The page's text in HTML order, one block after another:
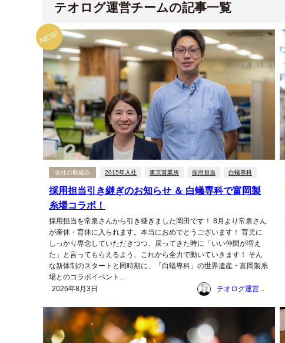
テオログ運営チームの記事一覧
NEW!
会社の取組み 2015年入社 東京営業所 採用担当 白蟻専科
採用担当引き継ぎのお知らせ ＆ 白蟻専科で富岡製
糸場コラボ！
採用担当を常泉さんから引き継ぎました岡田です！ 8月より常泉さん
が産休・育休に入られます。本当におめでとうございます！ 育児に
しっかり専念していただきつつ、戻ってきた時に「いい仲間が増え
た」と言ってもらえるよう、これから全力で動いていきます！ そん
な新体制のスタートと同時期に、「白蟻専科」の世界遺産・富岡製糸
場とのコラボイベント...
2026年8月3日
テオログ運営チーム